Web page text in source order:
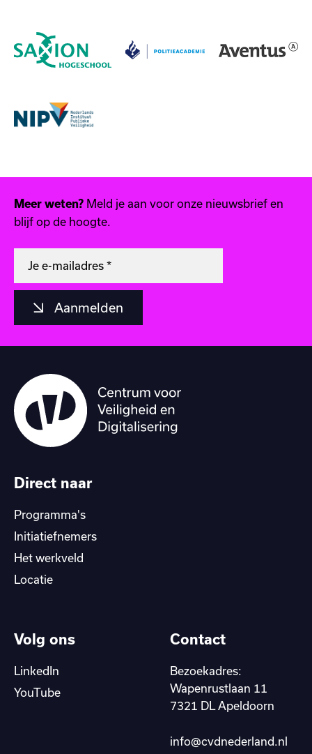
Meer weten? Meld je aan voor onze nieuwsbrief en
blijf op de hoogte.
Aanmelden
Direct naar
Programma's
Initiatiefnemers
Het werkveld
Locatie
Volg ons
LinkedIn
YouTube
Contact
Bezoekadres:
Wapenrustlaan 11
7321 DL Apeldoorn
info@cvdnederland.nl